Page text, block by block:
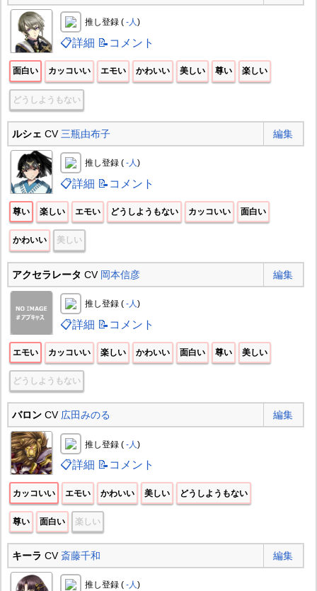
推し登録 ( -人)
📋詳細 📝コメント
面白い カッコいい エモい かわいい 美しい 尊い 楽しい
どうしようもない
ルシェ CV 三瓶由布子 編集
推し登録 ( -人)
📋詳細 📝コメント
尊い 楽しい エモい どうしようもない カッコいい 面白い
かわいい 美しい
アクセラレータ CV 岡本信彦 編集
推し登録 ( -人)
📋詳細 📝コメント
エモい カッコいい 楽しい かわいい 面白い 尊い 美しい
どうしようもない
バロンCV 広田みのる 編集
推し登録 ( -人 )
📋詳細 📝コメント
カッコいい エモい かわいい 美しい どうしようもない
尊い 面白い 楽しい
キーラ CV 斎藤千和 編集
推し登録 ( -人)